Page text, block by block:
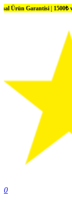
| 1500₺ ve Üzeri
0